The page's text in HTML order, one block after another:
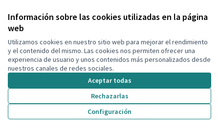
Información sobre las cookies utilizadas en la página
web
Utilizamos cookies en nuestro sitio web para mejorar el rendimiento
y el contenido del mismo. Las cookies nos permiten ofrecer una
experiencia de usuario y unos contenidos más personalizados desde
nuestros canales de redes sociales.
Aceptar todas
Rechazarlas
Configuración
Ver todas las propuestas retiradas
Términos y condiciones de uso
Configuración de cookies
Decidim Calafell en X
(Enlace externo)
Decidim Calafell en Facebook
Decidim Calafell en YouTube
Decidim Calafell en GitHub
(Enlace externo)
Web creada consoftware libre .
Con licencia
(Enlace